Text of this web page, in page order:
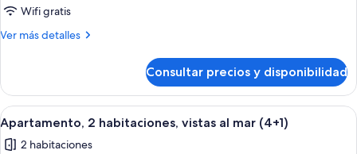
Apartamento,
2
al
mar
(4)
Wifi gratis
Ver más detalles
Más
2
habitaciones,
vistas
mar
Consultar precios y disponibilidad
Abrir
todas
Habitación de hotel con una cama
9
Apartamento, 2 habitaciones, vistas al mar (4+1)
2 habitaciones